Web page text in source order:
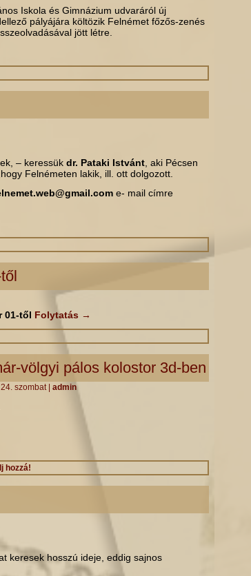
Iskola és Gimnázium udvaráról új
pályájára költözik Felnémet főzős-zenés
jött létre.
– keressük dr. Pataki Istvánt , aki Pécsen
Felnémeten lakik, ill. ott dolgozott.
e- mail címre
01-től Folytatás →
völgyi pálos kolostor 3d-ben
szombat| admin
hozzá!
keresek hosszú ideje, eddig sajnos